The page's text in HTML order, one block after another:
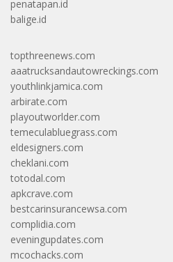
penatapan.id
balige.id
topthreenews.com
aaatrucksandautowreckings.com
youthlinkjamica.com
arbirate.com
playoutworlder.com
temeculabluegrass.com
eldesigners.com
cheklani.com
totodal.com
apkcrave.com
bestcarinsurancewsa.com
complidia.com
eveningupdates.com
mcochacks.com